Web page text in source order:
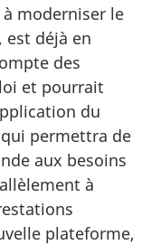
moderniser le
est déjà en
des
et pourrait
du
permettra de
aux besoins
à
plateforme,